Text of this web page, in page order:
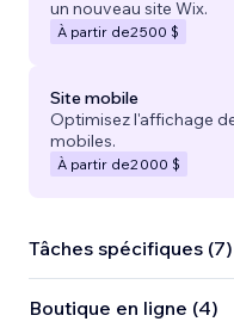
un nouveau site Wix.
À partir de2 500 $
Site mobile
Optimisez l'affichage
mobiles.
À partir de2 000 $
Tâches spécifiques (7)
Boutique en ligne (4)